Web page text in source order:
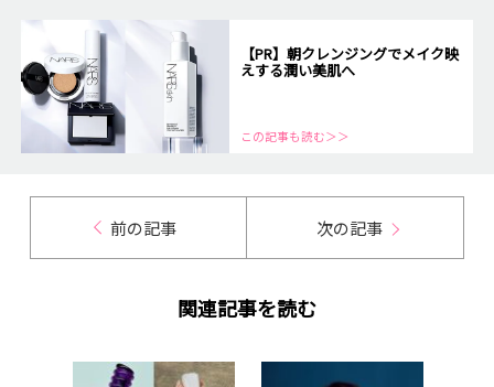
【PR】朝クレンジングでメイク映
えする潤い美肌へ
この記事も読む＞＞
前の記事 次の記事
関連記事を読む